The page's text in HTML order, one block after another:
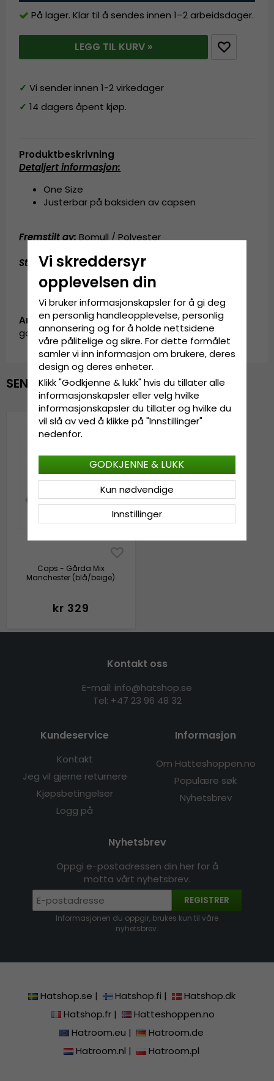
På lager. Klar til å sendes innen 1–2 arbeidsdager.
LEGG TIL KURV »
✓ Vi sender innen 1-2 virkedager
✓ 14 dagers åpent kjøp.
Produktbeskrivning
Detaljert informasjon:
One Size
Justerbar på baksiden av capsen
Fremstilt av: Bomull / Polyester
Størrelsesguide:En størrelse som passer til alle
Artikkel-ID:
garda.cap.mix.blue-beige
SENEST VISTE
Caps - Gårda Mix
Manchester (blå/beige)
kr 329
Kontakt oss
E-mail: info@hatshop.se
Tel: +47 23 96 48 32
Kundeservice
Kontakt
Jeg vil gjerne returnere
Kjøpsbetingelser
Logg på
Informasjon
Om Hatteshoppen.no
Populære søk
Nyhetsbrev
Nyhetsbrev
Oppgi e-postadressen din her for å
motta vårt nyhetsbrev.
REGISTRER
Informasjonen du oppgir, brukes kun til våre
nyhetsbrev.
Hatshop.se | Hatshop.fi |
Hatshop.dk
Hatshop.fr|
Hatteshoppen.no
Hatroom.eu |
Hatroom.de
Hatroom.nl | Hatroom.pl
Vi skreddersyr
opplevelsen din
Vi bruker informasjonskapsler for å gi deg
en personlig handleopplevelse, personlig
annonsering og for å holde nettsidene
våre pålitelige og sikre. For dette formålet
samler vi inn informasjon om brukere, deres
design og deres enheter.
Klikk "Godkjenne & lukk" hvis du tillater alle
informasjonskapsler eller velg hvilke
informasjonskapsler du tillater og hvilke du
vil slå av ved å klikke på "Innstillinger"
nedenfor.
Innstillinger
Kun nødvendige
GODKJENNE & LUKK